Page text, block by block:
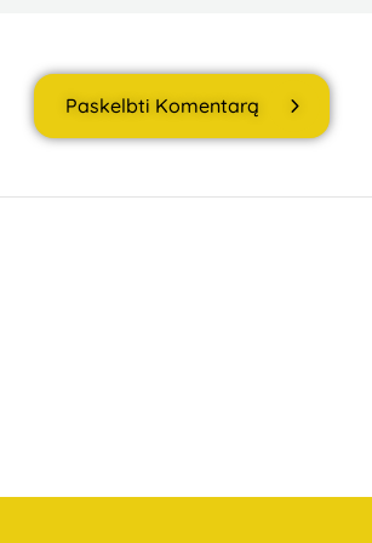
Paskelbti Komentarą